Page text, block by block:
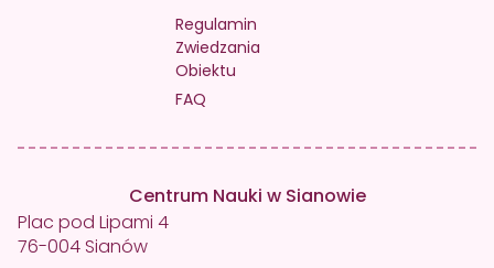
Regulamin
Zwiedzania
Obiektu
FAQ
Centrum Nauki w Sianowie
Plac pod Lipami 4
76-004 Sianów